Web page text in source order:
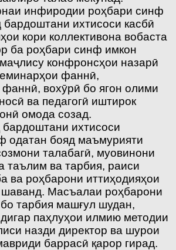
инфиродии роҳбари синф
ихтисоси касбӣ
кори коллективона вобаста
ба роҳбари синф имкон
конфронсҳои назарӣ
фаннӣ,
вохӯрӣ бо ягон олими
ва педагогӣ иштирок
омода созад.
ихтисоси
одатан бояд маъмурияти
талабагӣ, муовинони
таълим ва тарбия, раиси
ва роҳбарони иттиҳодияҳои
Масъалаи роҳбарони
тарбия машғул шудан,
паҳлуҳои илмию методии
назди директор ва шурои
баррасӣ қарор гирад.